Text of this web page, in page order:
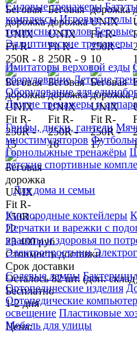
Силовые тренажеры
комплексы Игровые столы
теннисных столов
Эллиптические тренажеры
Имитаторы верховой езды
оборудование Детские
Оборудование для
Другие тренажеры и
Грифы, диски, гантели
миостимуляторов
Горнолыжные тренажёры
детские спортивные
Для дома и семьи
Кислородные коктейлеры
Перчатки и варежки с
красоты и здоровья по
Электропростыни
Солевые лампы
Ортопедические изделия
Ортопедические
освещение Пластиковые
Мебель для улицы
23 400 руб
Стоимость доставки
Срок доставки
Осталось 82 шт. (доп.
Бесплатно
1-2 дня
Цена: